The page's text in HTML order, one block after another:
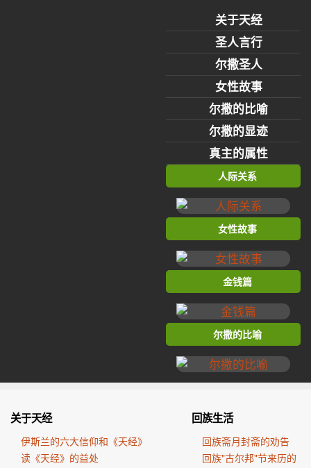
关于天经
圣人言行
尔撒圣人
女性故事
尔撒的比喻
尔撒的显迹
真主的属性
人际关系
女性故事
金钱篇
尔撒的比喻
关于天经
伊斯兰的六大信仰和《天经》
读《天经》的益处
回族生活
回族斋月封斋的劝告
回族"古尔邦"节来历的